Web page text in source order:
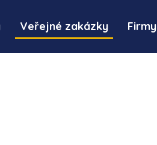
Veřejné zakázky Firmy